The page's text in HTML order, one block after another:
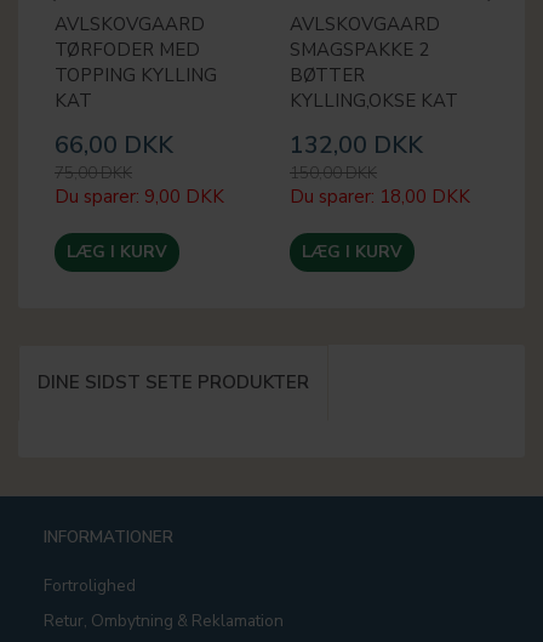
AVLSKOVGAARD
TØRFODER MED
TOPPING KYLLING
KAT
66,00 DKK
75,00 DKK
Du sparer: 9,00 DKK
LÆG I KURV
AVLSKOVGAARD
SMAGSPAKKE 2
BØTTER
KYLLING,OKSE KAT
132,00 DKK
150,00 DKK
Du sparer: 18,00 DKK
LÆG I KURV
DINE SIDST SETE PRODUKTER
INFORMATIONER
Fortrolighed
Retur, Ombytning & Reklamation